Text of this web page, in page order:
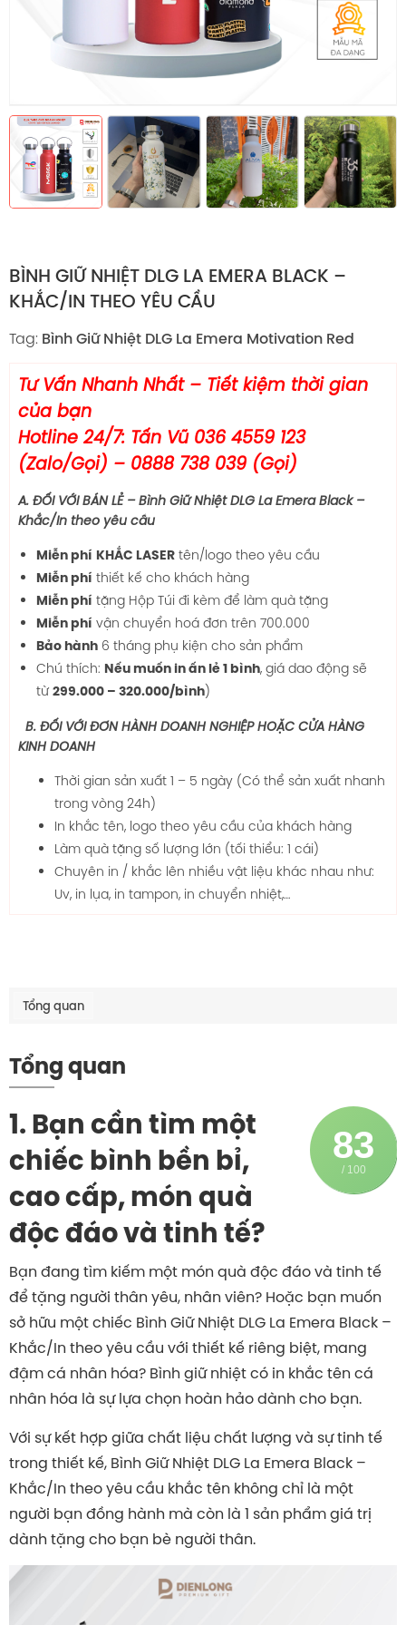
BÌNH GIỮ NHIỆT DLG LA EMERA BLACK –
KHẮC/IN THEO YÊU CẦU
Tag: Bình Giữ Nhiệt DLG La Emera Motivation Red
Tư Vấn Nhanh Nhất – Tiết kiệm thời gian
của bạn
Hotline 24/7: Tấn Vũ 036 4559 123
(Zalo/Gọi) – 0888 738 039 (Gọi)
A. ĐỐI VỚI BÁN LẺ – Bình Giữ Nhiệt DLG La Emera Black –
Khắc/In theo yêu cầu
Miễn phí KHẮC LASER tên/logo theo yêu cầu
Miễn phí thiết kế cho khách hàng
Miễn phí tặng Hộp Túi đi kèm để làm quà tặng
Miễn phí vận chuyển hoá đơn trên 700.000
Bảo hành 6 tháng phụ kiện cho sản phẩm
Chú thích: Nếu muốn in ấn lẻ 1 bình, giá dao động sẽ
từ299.000 – 320.000/bình)
B. ĐỐI VỚI ĐƠN HÀNH DOANH NGHIỆP HOẶC CỬA HÀNG
KINH DOANH
Thời gian sản xuất 1 – 5 ngày (Có thể sản xuất nhanh
trong vòng 24h)
In khắc tên, logo theo yêu cầu của khách hàng
Làm quà tặng số lượng lớn (tối thiểu: 1 cái)
Chuyên in / khắc lên nhiều vật liệu khác nhau như:
Uv, in lụa, in tampon, in chuyển nhiệt,…
Tổng quan
Tổng quan
83
/ 100
1. Bạn cần tìm một
chiếc bình bền bỉ,
cao cấp, món quà
độc đáo và tinh tế?
Bạn đang tìm kiếm một món quà độc đáo và tinh tế
để tặng người thân yêu, nhân viên? Hoặc bạn muốn
sở hữu một chiếc Bình Giữ Nhiệt DLG La Emera Black –
Khắc/In theo yêu cầu với thiết kế riêng biệt, mang
đậm cá nhân hóa? Bình giữ nhiệt có in khắc tên cá
nhân hóa là sự lựa chọn hoàn hảo dành cho bạn.
Với sự kết hợp giữa chất liệu chất lượng và sự tinh tế
trong thiết kế, Bình Giữ Nhiệt DLG La Emera Black –
Khắc/In theo yêu cầu khắc tên không chỉ là một
người bạn đồng hành mà còn là 1 sản phẩm giá trị
dành tặng cho bạn bè người thân.